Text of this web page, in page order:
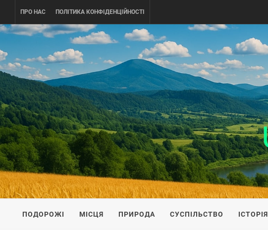
content
ПРО НАС ПОЛІТИКА КОНФІДЕНЦІЙНОСТІ
UKRAINE-IS
ПОДОРОЖI ПО УКРАЇНІ
ПОДОРОЖІ МІСЦЯ ПРИРОДА СУСПІЛЬСТВО ІСТОРІЯ